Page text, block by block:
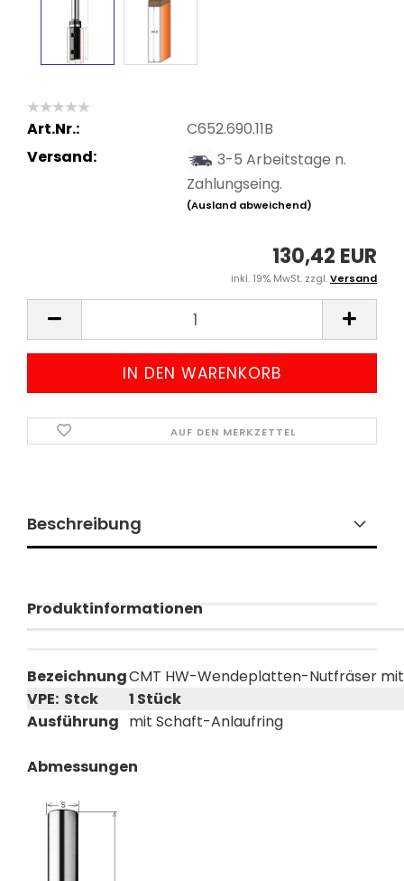
Art.Nr.:
C652.690.11B
Versand:
3-5 Arbeitstage n.
Zahlungseing.
(Ausland abweichend)
130,42 EUR
inkl. 19% MwSt. zzgl.Versand
AUF DEN MERKZETTEL
Beschreibung
Produktinformationen
BezeichnungCMT HW-Wendeplatten-Nutfräser
VPE: Stck
1 Stück
Ausführung mit Schaft-Anlaufring
Abmessungen